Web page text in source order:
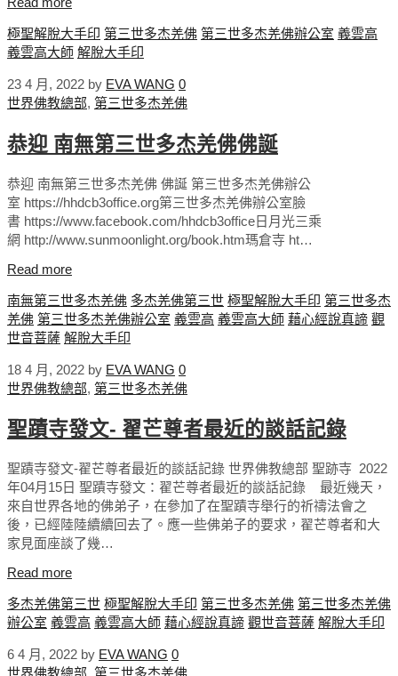
極聖解脫大手印 第三世多杰羌佛 第三世多杰羌佛辦公室 義雲高
義雲高大師 解脫大手印
23 4 月, 2022 by EVA WANG 0
世界佛教總部, 第三世多杰羌佛
恭迎 南無第三世多杰羌佛佛誕
恭迎 南無第三世多杰羌佛 佛誕 第三世多杰羌佛辦公
室 https://hhdcb3office.org第三世多杰羌佛辦公室臉
書 https://www.facebook.com/hhdcb3office日月光三乘
網 http://www.sunmoonlight.org/book.htm瑪倉寺 ht…
Read more
南無第三世多杰羌佛 多杰羌佛第三世 極聖解脫大手印 第三世多杰
羌佛 第三世多杰羌佛辦公室 義雲高 義雲高大師 藉心經說真諦 觀
世音菩薩 解脫大手印
18 4 月, 2022 by EVA WANG 0
世界佛教總部, 第三世多杰羌佛
聖蹟寺發文- 翟芒尊者最近的談話記錄
聖蹟寺發文-翟芒尊者最近的談話記錄 世界佛教總部 聖跡寺 2022
年04月15日 聖蹟寺發文：翟芒尊者最近的談話記錄 最近幾天，
來自世界各地的佛弟子，在參加了在聖蹟寺舉行的祈禱法會之
後，已經陸陸續續回去了。應一些佛弟子的要求，翟芒尊者和大
家見面座談了幾…
Read more
多杰羌佛第三世 極聖解脫大手印 第三世多杰羌佛 第三世多杰羌佛
辦公室 義雲高 義雲高大師 藉心經說真諦 觀世音菩薩 解脫大手印
6 4 月, 2022 by EVA WANG 0
世界佛教總部 第三世多杰羌佛